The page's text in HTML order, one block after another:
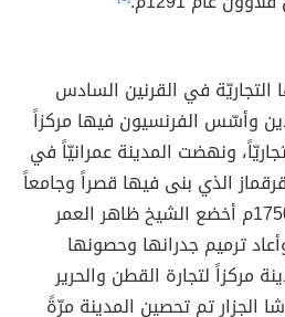
التجاريّة في القرنين السادس
وأسّس الفرنسيون فيها مركزاً
ونهضت المدينة عمرانيّاً في
الذي بنى فيها قصراً وجامعاً
ومركزاً للجمرك. في عام 1750م أخضع الشيخ ظاهر العمر
ترميم جدرانها وحصونها
مركزاً لتجارة القطن والحرير
الجزار تم تحصين المدينة مرّةً